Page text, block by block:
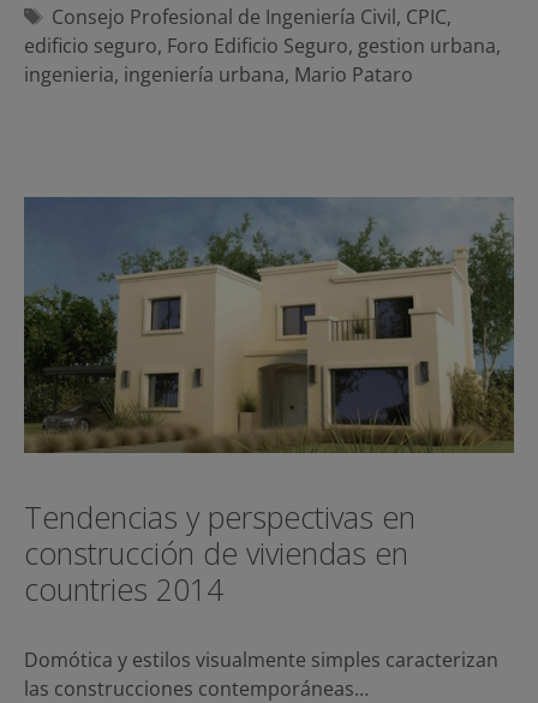
Etiquetas
Consejo Profesional de Ingeniería Civil, CPIC,
edificio seguro, Foro Edificio Seguro, gestion urbana,
ingenieria, ingeniería urbana, Mario Pataro
Tendencias y perspectivas en
construcción de viviendas en
countries 2014
Domótica y estilos visualmente simples caracterizan
las construcciones contemporáneas…